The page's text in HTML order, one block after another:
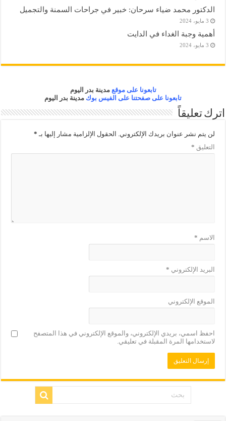
الدكتور محمد ضياء سرحان: خبير في جراحات السمنة والتجميل
3 مايو، 2024
أهمية وجبة الغداء في الدايت
3 مايو، 2024
تابعونا على موقع مدينة بدر اليوم
تابعونا على صفحتنا على الفيس بوك مدينة بدر اليوم
اترك تعليقاً
لن يتم نشر عنوان بريدك الإلكتروني. الحقول الإلزامية مشار إليها بـ *
التعليق *
الاسم *
البريد الإلكتروني *
الموقع الإلكتروني
احفظ اسمي، بريدي الإلكتروني، والموقع الإلكتروني في هذا المتصفح
لاستخدامها المرة المقبلة في تعليقي.